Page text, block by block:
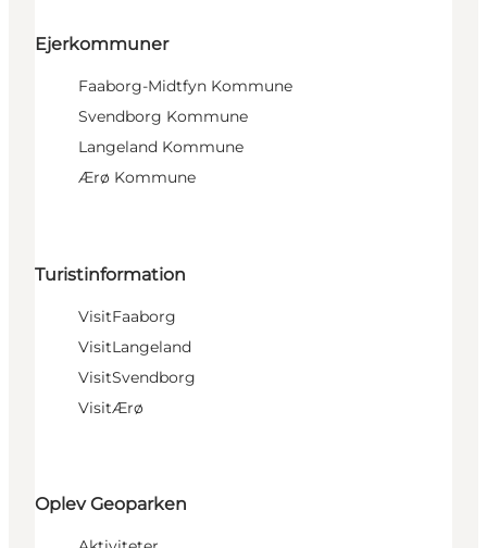
Ejerkommuner
Faaborg-Midtfyn Kommune
Svendborg Kommune
Langeland Kommune
Ærø Kommune
Turistinformation
VisitFaaborg
VisitLangeland
VisitSvendborg
VisitÆrø
Oplev Geoparken